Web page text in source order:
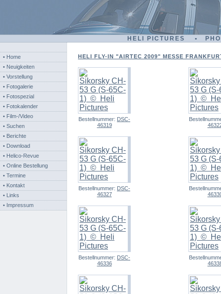
HELI PICTURES •
• Home
• Neuigkeiten
• Vorstellung
• Fotogalerie
• Fotospezial
• Fotokalender
• Film-/Video
• Suchen
• Berichte
• Download
• Helico-Revue
• Online Bestellung
• Termine
• Kontakt
• Links
• Impressum
HELI FLY-IN "AIRTEC 2009" MESSE
Bestellnummer: DSC-
46319
Bestellnummer: DSC-
46327
Bestellnummer: DSC-
46336